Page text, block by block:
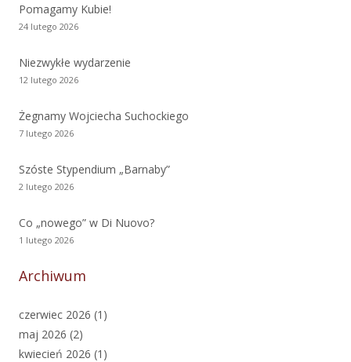
Pomagamy Kubie!
24 lutego 2026
Niezwykłe wydarzenie
12 lutego 2026
Żegnamy Wojciecha Suchockiego
7 lutego 2026
Szóste Stypendium „Barnaby”
2 lutego 2026
Co „nowego” w Di Nuovo?
1 lutego 2026
Archiwum
czerwiec 2026 (1)
maj 2026 (2)
kwiecień 2026 (1)